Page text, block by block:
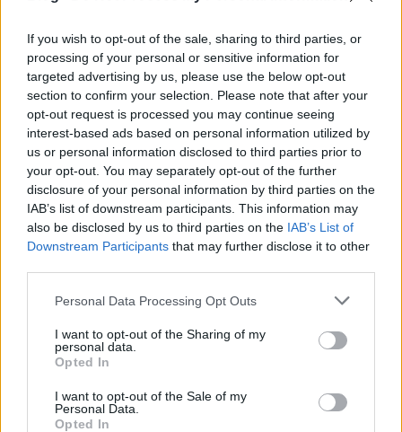
If you wish to opt-out of the sale, sharing to third parties, or
processing of your personal or sensitive information for
targeted advertising by us, please use the below opt-out
section to confirm your selection. Please note that after your
opt-out request is processed you may continue seeing
interest-based ads based on personal information utilized by
us or personal information disclosed to third parties prior to
your opt-out. You may separately opt-out of the further
disclosure of your personal information by third parties on the
IAB’s list of downstream participants. This information may
also be disclosed by us to third parties on the IAB’s List of
Downstream Participants that may further disclose it to other
Please note that this website/app uses one or more Google
not limited to your visit or usage behaviour. You may click to
grant or deny consent to Google and its third-party tags to
use your data for below specified purposes in below Google
consent section.
Personal Data Processing Opt Outs
I want to opt-out of the Sharing of my
personal data.
Opted In
I want to opt-out of the Sale of my
Personal Data.
Opted In
titkosítás folyamatáról. Biztosak abban, hogy csakis
a mesterjelszót ismerő személy férhet hozzá az
adatokhoz (Részletesen itt olvashatunka biztonsági
elvekről).
A hétköznapokban a szükséges adatainkat, vagy
dokumentumunkat az ujjlenyomatunk által (az is
lehet mesterjelszó) feloldjuk és használjuk.
Számítógép böngészőjében a jelszó mező
kitöltésekor egy kattintásra be tudja illeszteni a
hozzá tartozó jelszót.
Sehol sem szoktak alkalmazni olyan emlékeztetőt,
amely bejelentkezéskor közölné velünk, hogy
"amikor ide regisztráltál, azt kértük, hogy számot is
helyezz a jelszavadba a biztonság kedvéért", így
előfordulhat hogy a ritkán látogatott weboldalakra
való belépés percekig tarthat, vagy új jelszó
kérésével járó kellemetlen érzéssel párosítjuk a
megtekintést. Mennyivel jobb lenne, ha nem nekünk
kellene erre emlékezni?